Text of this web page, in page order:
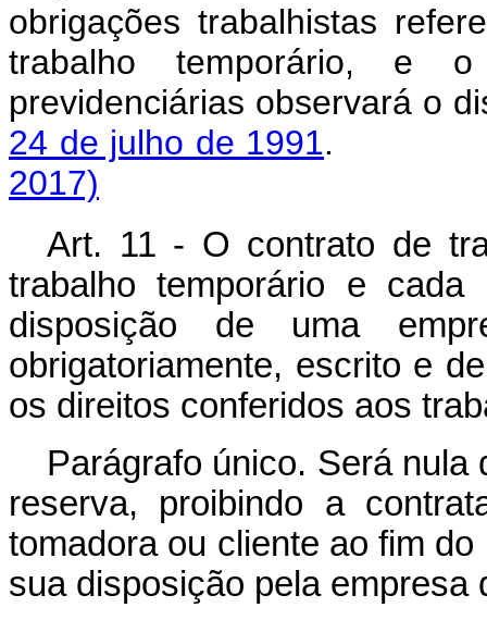
obrigações trabalhistas
trabalho temporário, e o
previdenciárias observará o
24 de julho de 1991
2017)
Art. 11 - O contrato de
trabalho temporário e
disposição de uma
obrigatoriamente, escrito e
os direitos conferidos aos
Parágrafo único. Será nula
reserva, proibindo a
tomadora ou cliente ao fim
sua disposição pela empresa